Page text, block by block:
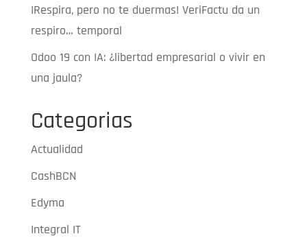
¡Respira, pero no te duermas! VeriFactu da un
respiro… temporal
Odoo 19 con IA: ¿libertad empresarial o vivir en
una jaula?
Categorias
Actualidad
CashBCN
Edyma
Integral IT